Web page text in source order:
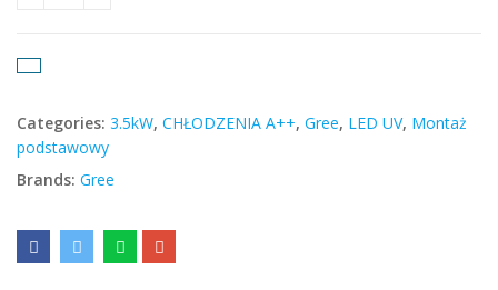
Categories: 3.5kW, CHŁODZENIA A++, Gree, LED UV, Montaż
podstawowy
Brands: Gree